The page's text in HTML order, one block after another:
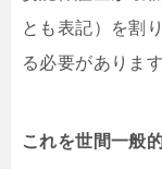
とも表記）を割
る必要があります
これを世間一般